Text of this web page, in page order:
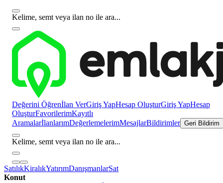
Kelime, semt veya ilan no ile ara...
Değerini Öğrenİlan VerGiriş YapHesap OluşturGiriş YapHesap
OluşturFavorilerimKayıtlı
AramalarİlanlarımDeğerlemelerimMesajlarBildirimler Geri Bildirim
Kelime, semt veya ilan no ile ara...
SatılıkKiralıkYatırımDanışmanlarSat
Konut